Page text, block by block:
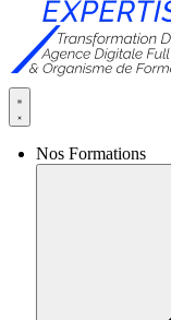
Nos Formations